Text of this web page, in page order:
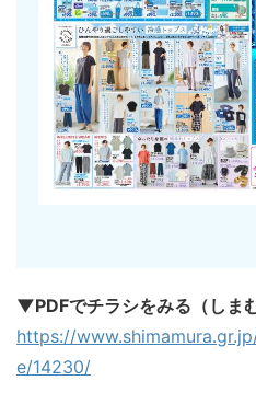
▼PDFでチラシをみる（しま
https://
e/14230/